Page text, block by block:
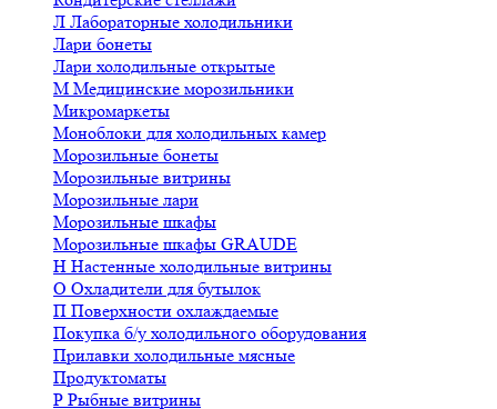
Л Лабораторные холодильники
Лари бонеты
Лари холодильные открытые
М Медицинские морозильники
Микромаркеты
Моноблоки для холодильных камер
Морозильные бонеты
Морозильные витрины
Морозильные лари
Морозильные шкафы
Морозильные шкафы GRAUDE
Н Настенные холодильные витрины
О Охладители для бутылок
П Поверхности охлаждаемые
Покупка б/у холодильного оборудования
Прилавки холодильные мясные
Продуктоматы
Р Рыбные витрины